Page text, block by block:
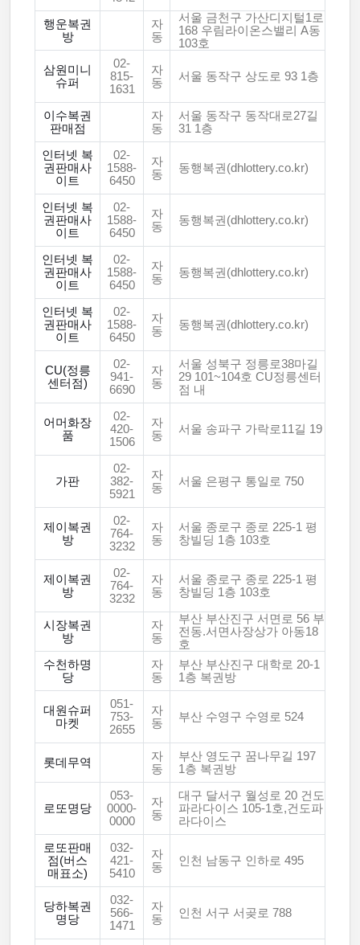
행운복권
방
자
동
서울 금천구 가산디지털1로
168 우림라이온스밸리 A동
103호
삼원미니
슈퍼
02-
815-
1631
자
동
서울 동작구 상도로 93 1층
이수복권
판매점
자
동
서울 동작구 동작대로27길
31 1층
인터넷 복
권판매사
이트
02-
1588-
6450
자
동
동행복권(dhlottery.co.kr)
인터넷 복
권판매사
이트
02-
1588-
6450
자
동
동행복권(dhlottery.co.kr)
인터넷 복
권판매사
이트
02-
1588-
6450
자
동
동행복권(dhlottery.co.kr)
인터넷 복
권판매사
이트
02-
1588-
6450
자
동
동행복권(dhlottery.co.kr)
CU(정릉
센터점)
02-
941-
6690
자
동
서울 성북구 정릉로38마길
29 101~104호 CU정릉센터
점 내
어머화장
품
02-
420-
1506
자
동
서울 송파구 가락로11길 19
가판
02-
382-
5921
자
동
서울 은평구 통일로 750
제이복권
방
02-
764-
3232
자
동
서울 종로구 종로 225-1 평
창빌딩 1층 103호
제이복권
방
02-
764-
3232
자
동
서울 종로구 종로 225-1 평
창빌딩 1층 103호
시장복권
방
자
동
부산 부산진구 서면로 56 부
전동.서면사장상가 아동18
호
수천하명
당
자
동
부산 부산진구 대학로 20-1
1층 복권방
대원슈퍼
마켓
051-
753-
2655
자
동
부산 수영구 수영로 524
롯데무역
자
동
부산 영도구 꿈나무길 197
1층 복권방
로또명당
053-
0000-
0000
자
동
대구 달서구 월성로 20 건도
파라다이스 105-1호,건도파
라다이스
로또판매
점(버스
매표소)
032-
421-
5410
자
동
인천 남동구 인하로 495
당하복권
명당
032-
566-
1471
자
동
인천 서구 서곶로 788